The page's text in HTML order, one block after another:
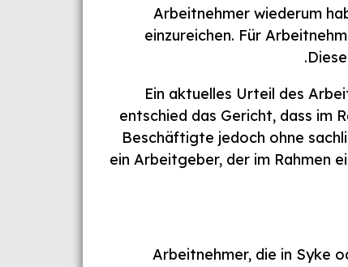
Arbeitnehmer wiederum
einzureichen. Für
Ein aktuelles Urteil des
entschied das Gericht, dass im
Beschäftigte jedoch ohne
ein Arbeitgeber, der im Rahmen
Arbeitnehmer, die in Syke